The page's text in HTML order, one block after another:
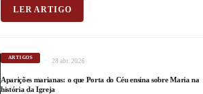
LER ARTIGO
ARTIGOS 28 abr. 2026
Aparições marianas: o que Porta do Céu ensina sobre Maria na
história da Igreja